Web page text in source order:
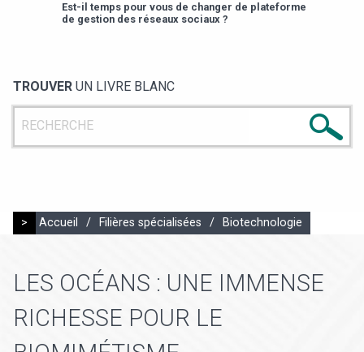
Est-il temps pour vous de changer de plateforme
de gestion des réseaux sociaux ?
TROUVER UN LIVRE BLANC
> Accueil / Filières spécialisées / Biotechnologie
LES OCÉANS : UNE IMMENSE
RICHESSE POUR LE